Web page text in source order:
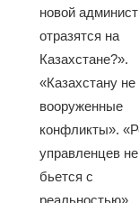
новой
отразятся на
Казахстане?».
«Казахстану не
вооруженные
конфликты».
управленцев не
бьется с
реальностью».